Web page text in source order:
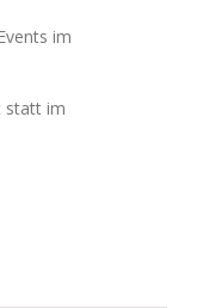
im
statt im